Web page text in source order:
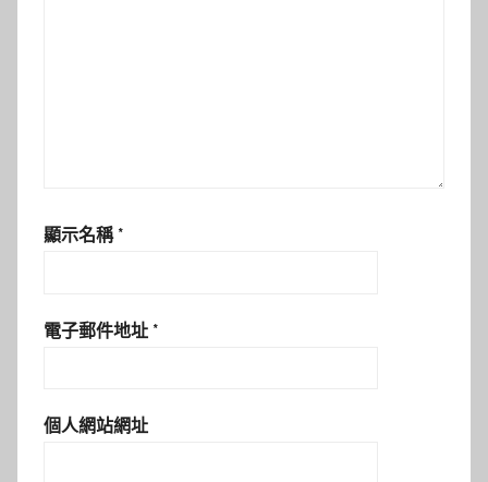
顯示名稱 *
電子郵件地址 *
個人網站網址